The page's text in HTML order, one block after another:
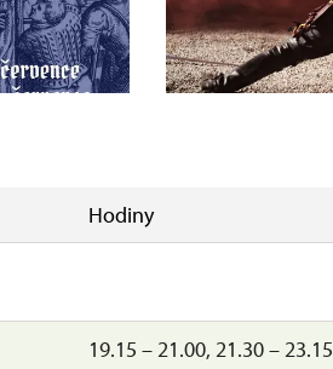
Hodiny
19.15 – 21.00, 21.30 – 23.15